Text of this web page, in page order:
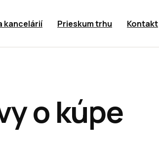
kancelárií Prieskum trhu Kontakt
o kúpe